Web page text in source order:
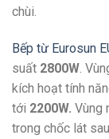
chùi.
Bếp từ Eurosun
suất 2800W .
kích hoạt tính
tới 2200W. Vùng
trong chốc lát